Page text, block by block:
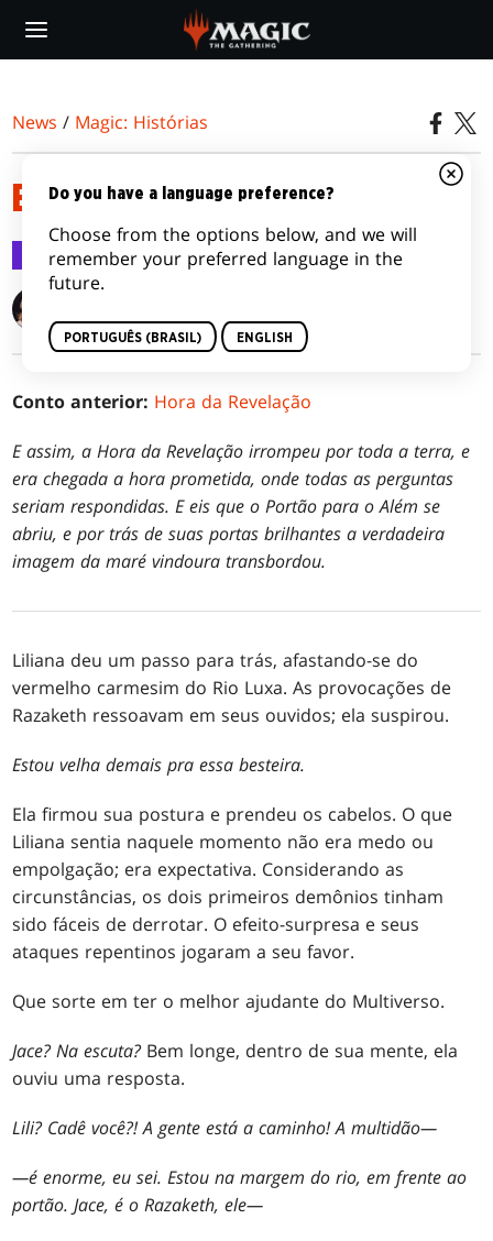
main
News / Magic: Histórias
BANQUETE
Magic: Histórias 14 jun 2017
Conto anterior: Hora da Revelação
E assim, a Hora da Revelação irrompeu por toda a terra, e
era chegada a hora prometida, onde todas as perguntas
seriam respondidas. E eis que o Portão para o Além se
abriu, e por trás de suas portas brilhantes a verdadeira
imagem da maré vindoura transbordou.
Liliana deu um passo para trás, afastando-se do
vermelho carmesim do Rio Luxa. As provocações de
Razaketh ressoavam em seus ouvidos; ela suspirou.
Estou velha demais pra essa besteira.
Ela firmou sua postura e prendeu os cabelos. O que
Liliana sentia naquele momento não era medo ou
empolgação; era expectativa. Considerando as
circunstâncias, os dois primeiros demônios tinham
sido fáceis de derrotar. O efeito-surpresa e seus
ataques repentinos jogaram a seu favor.
Que sorte em ter o melhor ajudante do Multiverso.
Jace? Na escuta? Bem longe, dentro de sua mente, ela
ouviu uma resposta.
Lili? Cadê você?! A gente está a caminho! A multidão—
—é enorme, eu sei. Estou na margem do rio, em frente ao
portão. Jace, é o Razaketh, ele—
Do you have a language preference?
Choose from the options below, and we will
remember your preferred language in the
future.
PORTUGUÊS (BRASIL) ENGLISH